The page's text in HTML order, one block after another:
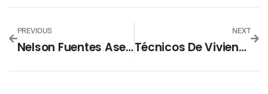
PREVIOUS
Nelson Fuentes Asegura Crecimiento Económico Debido A La Seguridad En El País
NEXT
Técnicos De Vivienda Verifican Plano En Comunidad “El Milagro 2”